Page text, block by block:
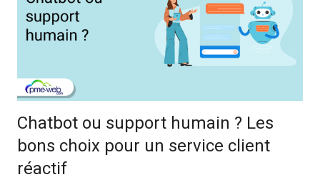
Chatbot ou support humain ? Les
bons choix pour un service client
réactif